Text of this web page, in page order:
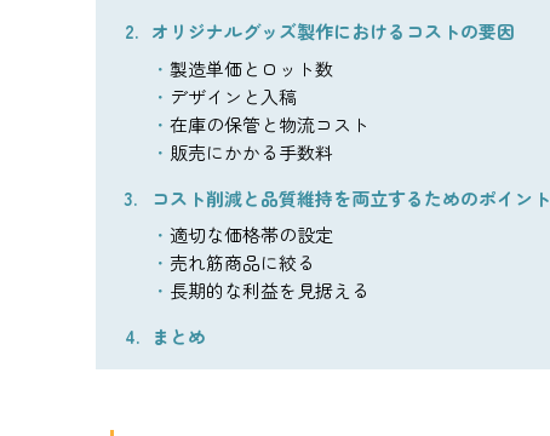
オリジナルグッズ製作におけるコストの要因
製造単価とロット数
デザインと入稿
在庫の保管と物流コスト
販売にかかる手数料
コスト削減と品質維持を両立するためのポイント
適切な価格帯の設定
売れ筋商品に絞る
長期的な利益を見据える
まとめ